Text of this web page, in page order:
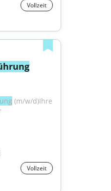
Vollzeit
(m/w/d)Ihre
Aufgaben:Enge Unterstützung der
Vollzeit